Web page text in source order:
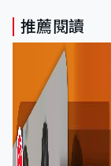
推薦閱讀